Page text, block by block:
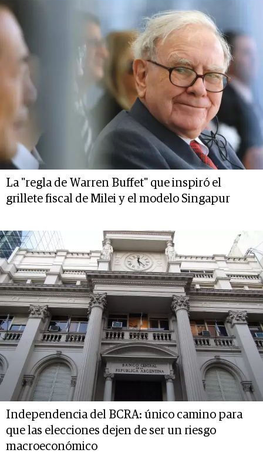
La "regla de Warren Buffet" que inspiró el
grillete fiscal de Milei y el modelo Singapur
Independencia del BCRA: único camino para
que las elecciones dejen de ser un riesgo
macroeconómico